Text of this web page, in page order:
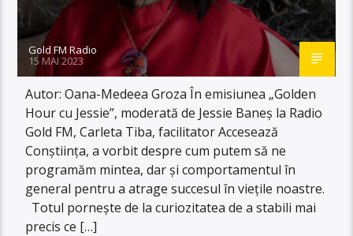
Gold FM Radio
15 MAI 2023
Autor: Oana-Medeea Groza În emisiunea „Golden
Hour cu Jessie”, moderată de Jessie Baneș la Radio
Gold FM, Carleta Tiba, facilitator Accesează
Conștiința, a vorbit despre cum putem să ne
programăm mintea, dar și comportamentul în
general pentru a atrage succesul în viețile noastre.
Totul pornește de la curiozitatea de a stabili mai
precis ce […]